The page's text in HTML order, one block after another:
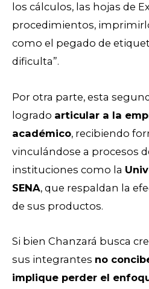
los cálculos, las hojas de
procedimientos,
como el pegado de
dificulta”.
Por otra parte, esta
logrado articular a la
académico, recibiendo
vinculándose a procesos
instituciones como la
SENA, que respaldan la
de sus productos.
Si bien Chanzará busca
sus integrantes no
implique perder el